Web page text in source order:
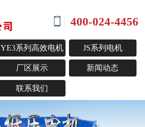
400-024-4456
YE3系列高效电机 JS系列电机
厂区展示 新闻动态
联系我们